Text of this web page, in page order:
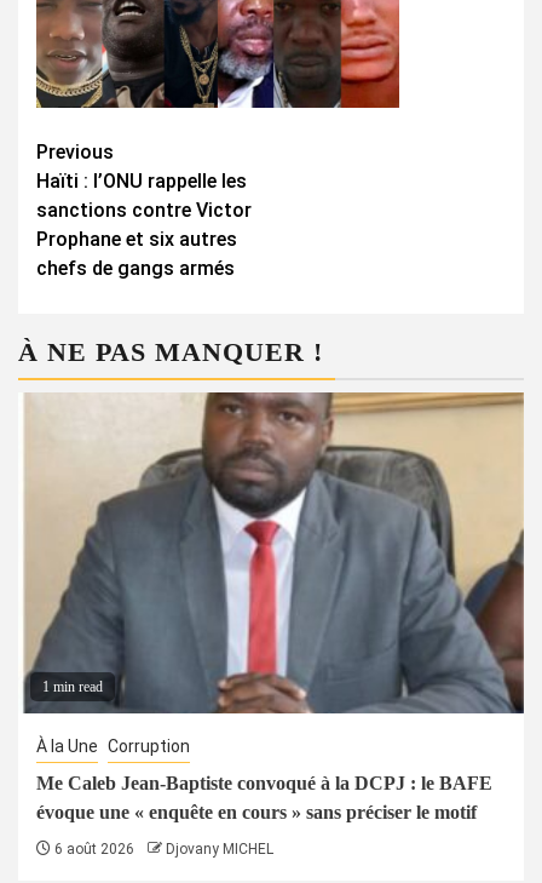
Continue
Reading
Previous
Haïti : l’ONU rappelle les
sanctions contre Victor
Prophane et six autres
chefs de gangs armés
À NE PAS MANQUER !
1 min read
À la Une Corruption
Me Caleb Jean-Baptiste convoqué à la DCPJ : le BAFE
évoque une « enquête en cours » sans préciser le motif
6 août 2026 Djovany MICHEL